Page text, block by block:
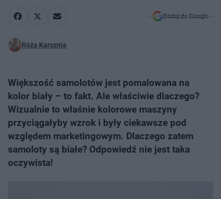
Dodaj do Google
Róża Karsznia
Większość samolotów jest pomalowana na
kolor biały – to fakt. Ale właściwie dlaczego?
Wizualnie to właśnie kolorowe maszyny
przyciągałyby wzrok i były ciekawsze pod
względem marketingowym. Dlaczego zatem
samoloty są białe? Odpowiedź nie jest taka
oczywista!